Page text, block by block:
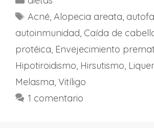
Etiquetas
Acné, Alopecia areata,
autoinmunidad, Caída de
protéica, Envejecimiento
Hipotiroidismo, Hirsutismo,
Melasma, Vitíligo
1 comentario